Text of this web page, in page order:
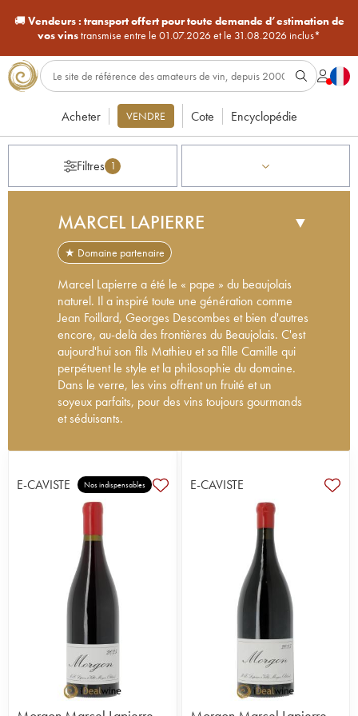
🚚Vendeurs : transport offert pour toute demande d’estimation de
vos vinstransmise entre le 01.07.2026 et le 31.08.2026 inclus*
Acheter VENDRE Cote Encyclopédie
Filtres 1
MARCEL LAPIERRE ▼
★ Domaine partenaire
Marcel Lapierre a été le « pape » du beaujolais
naturel. Il a inspiré toute une génération comme
Jean Foillard, Georges Descombes et bien d'autres
encore, au-delà des frontières du Beaujolais. C'est
aujourd'hui son fils Mathieu et sa fille Camille qui
perpétuent le style et la philosophie du domaine.
Dans le verre, les vins offrent un fruité et un
soyeux parfaits, pour des vins toujours gourmands
et séduisants.
Certifié en bio (depuis 2006) et d'inspiration
biodynamique depuis près de 40 ans, le vignoble
est travaillé avec une densité de plantation
d’environ 10.000 pieds à l’hectare, en taille
gobelet. Cette approche trouve un écho naturel
dans les profils complémentaires de Mathieu et
Camille Lapierre, les enfants de Marcel
aujourd’hui à la tête du domaine. Entre rigueur
scientifique, sensibilité environnementale et
engagement de terrain, ils prolongent l’héritage
familial avec fidélité et cohérence. Les vignes sont
âgées en moyenne de 60-70 ans et s’étendent
sur 18 hectares en monocépage (100% gamay).
Après des vendanges manuelles et un tri
rigoureux, les vinifications sont naturelles ou
E-CAVISTE Nos indispensables E-CAVISTE